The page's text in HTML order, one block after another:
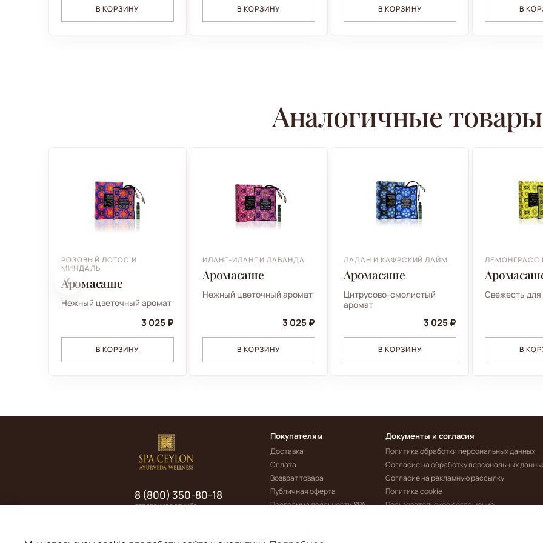
В КОРЗИНУ В КОРЗИНУ В КОРЗИНУ В
Аналогичные товары
РОЗОВЫЙ ЛОТОС И
МИНДАЛЬ
Аромасаше
Нежный цветочный аромат
3 025 ₽
В КОРЗИНУ
ИЛАНГ-ИЛАНГ И ЛАВАНДА
Аромасаше
Нежный цветочный аромат
3 025 ₽
В КОРЗИНУ
ЛАДАН И КАФРСКИЙ ЛАЙМ
Аромасаше
Цитрусово-смолистый
аромат
3 025 ₽
В КОРЗИНУ
ЛЕМОНГРАСС
Свежесть
В
Покупателям
Доставка
Оплата
Возврат товара
Публичная оферта
Программа лояльности SPA
Документы и согласия
Политика обработки персональных данных
Согласие на обработку персональных
Согласие на рекламную рассылку
Политика cookie
Пользовательское соглашение
8 (800) 350-80-18
справочная служба